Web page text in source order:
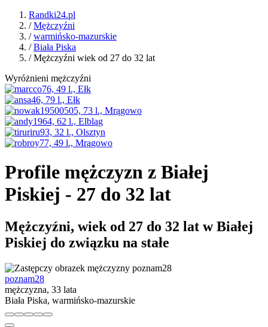
Randki24.pl
/Mężczyźni
/warmińsko-mazurskie
/Biała Piska
/ Mężczyźni wiek od 27 do 32 lat
Wyróżnieni mężczyźni
Profile mężczyzn z Białej
Piskiej - 27 do 32 lat
Mężczyźni, wiek od 27 do 32 lat w Białej
Piskiej do związku na stałe
poznam28
mężczyzna, 33 lata
Biała Piska, warmińsko-mazurskie